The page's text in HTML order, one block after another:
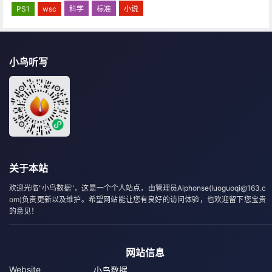
PS1 wsc 科学 标准 小说
小鸟听写
关于本站
欢迎光临"小鸟数据"，这是一个个人站点，由管理员Alphonse(luoguoqi@163.c
om)负责更新以及维护。希望网站能让您有良好的访问体验，也欢迎留下您宝贵
的意见！
网站信息
Website 小鸟数据